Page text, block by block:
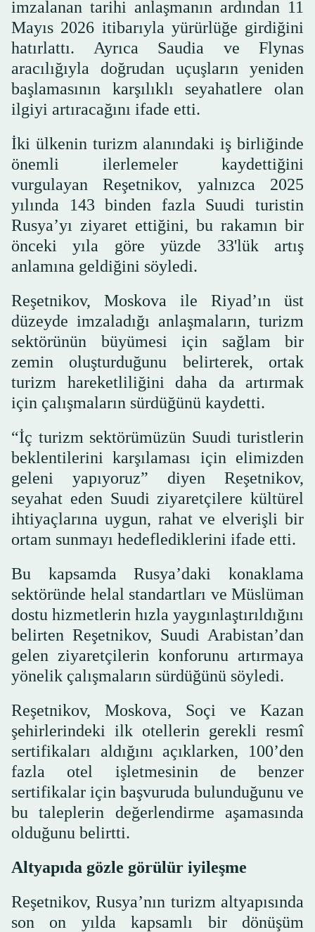
imzalanan tarihi anlaşmanın ardından 11
Mayıs 2026 itibarıyla yürürlüğe girdiğini
hatırlattı. Ayrıca Saudia ve Flynas
aracılığıyla doğrudan uçuşların yeniden
başlamasının karşılıklı seyahatlere olan
ilgiyi artıracağını ifade etti.
İki ülkenin turizm alanındaki iş birliğinde
önemli ilerlemeler kaydettiğini
vurgulayan Reşetnikov, yalnızca 2025
yılında 143 binden fazla Suudi turistin
Rusya’yı ziyaret ettiğini, bu rakamın bir
önceki yıla göre yüzde 33'lük artış
anlamına geldiğini söyledi.
Reşetnikov, Moskova ile Riyad’ın üst
düzeyde imzaladığı anlaşmaların, turizm
sektörünün büyümesi için sağlam bir
zemin oluşturduğunu belirterek, ortak
turizm hareketliliğini daha da artırmak
için çalışmaların sürdüğünü kaydetti.
“İç turizm sektörümüzün Suudi turistlerin
beklentilerini karşılaması için elimizden
geleni yapıyoruz” diyen Reşetnikov,
seyahat eden Suudi ziyaretçilere kültürel
ihtiyaçlarına uygun, rahat ve elverişli bir
ortam sunmayı hedeflediklerini ifade etti.
Bu kapsamda Rusya’daki konaklama
sektöründe helal standartları ve Müslüman
dostu hizmetlerin hızla yaygınlaştırıldığını
belirten Reşetnikov, Suudi Arabistan’dan
gelen ziyaretçilerin konforunu artırmaya
yönelik çalışmaların sürdüğünü söyledi.
Reşetnikov, Moskova, Soçi ve Kazan
şehirlerindeki ilk otellerin gerekli resmî
sertifikaları aldığını açıklarken, 100’den
fazla otel işletmesinin de benzer
sertifikalar için başvuruda bulunduğunu ve
bu taleplerin değerlendirme aşamasında
olduğunu belirtti.
Altyapıda gözle görülür iyileşme
Reşetnikov, Rusya’nın turizm altyapısında
son on yılda kapsamlı bir dönüşüm